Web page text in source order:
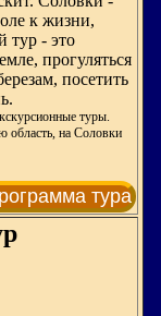
к жизни,
тур - это
прогуляться
посетить
туры.
область, на Соловки
тура